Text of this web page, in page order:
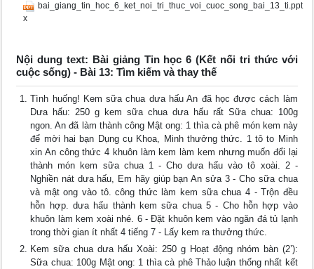
bai_giang_tin_hoc_6_ket_noi_tri_thuc_voi_cuoc_song_bai_13_ti.ppt
x
Nội dung text: Bài giảng Tin học 6 (Kết nối tri thức với
cuộc sống) - Bài 13: Tìm kiếm và thay thế
Tình huống! Kem sữa chua dưa hấu An đã học được cách làm
Dưa hấu: 250 g kem sữa chua dưa hấu rất Sữa chua: 100g
ngon. An đã làm thành công Mật ong: 1 thìa cà phê món kem này
để mời hai bạn Dụng cụ Khoa, Minh thưởng thức. 1 tô to Minh
xin An công thức 4 khuôn làm kem làm kem nhưng muốn đổi lại
thành món kem sữa chua 1 - Cho dưa hấu vào tô xoài. 2 -
Nghiền nát dưa hấu, Em hãy giúp bạn An sửa 3 - Cho sữa chua
và mật ong vào tô. công thức làm kem sữa chua 4 - Trộn đều
hỗn hợp. dưa hấu thành kem sữa chua 5 - Cho hỗn hợp vào
khuôn làm kem xoài nhé. 6 - Đặt khuôn kem vào ngăn đá tủ lạnh
trong thời gian ít nhất 4 tiếng 7 - Lấy kem ra thưởng thức.
Kem sữa chua dưa hấu Xoài: 250 g Hoạt động nhóm bàn (2’):
Sữa chua: 100g Mật ong: 1 thìa cà phê Thảo luận thống nhất kết